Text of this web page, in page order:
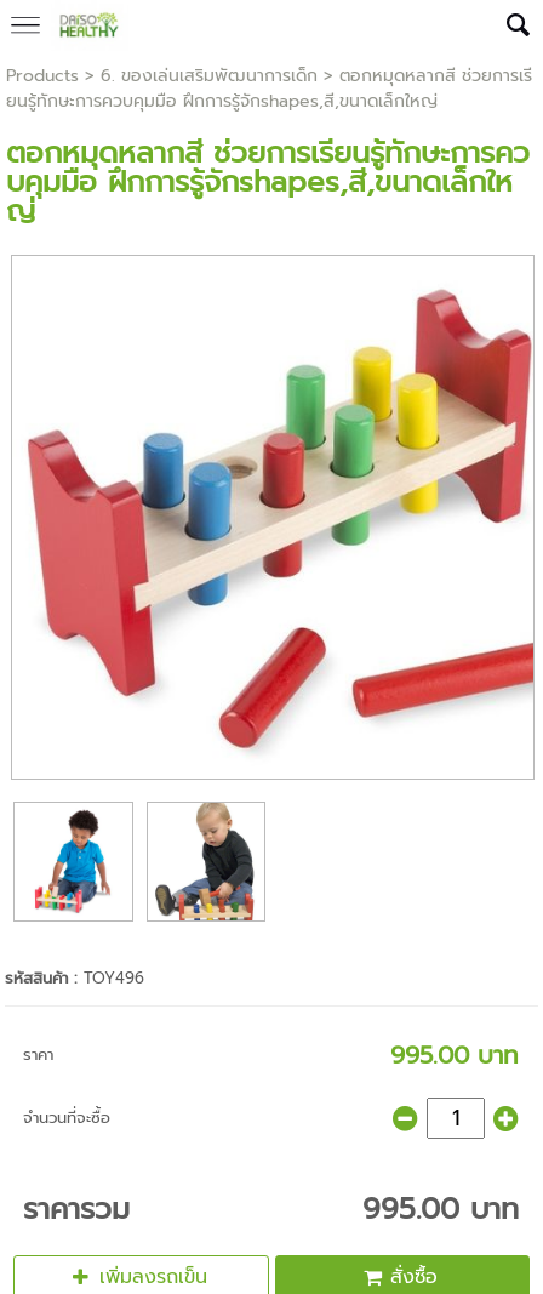
Products > 6. ของเล่นเสริมพัฒนาการเด็ก > ตอกหมุดหลากสี ช่วยการเรี
ยนรู้ทักษะการควบคุมมือ ฝึกการรู้จักshapes,สี,ขนาดเล็กใหญ่
ตอกหมุดหลากสี ช่วยการเรียนรู้ทักษะการคว
บคุมมือ ฝึกการรู้จักshapes,สี,ขนาดเล็กให
ญ่
รหัสสินค้า :TOY496
ราคา 995.00 บาท
จำนวนที่จะซื้อ
ราคารวม 995.00 บาท
เพิ่มลงรถเข็น สั่งซื้อ